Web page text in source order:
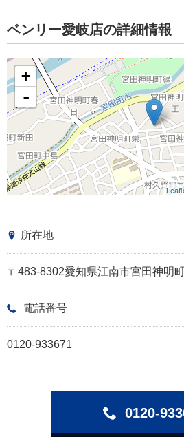
ベンリー愛岐店の詳細情報
+
-
所在地
〒483-8302愛知県江南市宮田神明
電話番号
0120-933671
0120-